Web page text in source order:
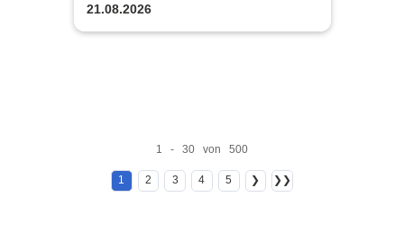
21.08.2026
1 - 30 von 500
1 2 3 4 5 ❯ ❯❯